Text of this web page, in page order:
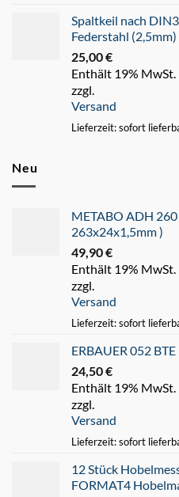
Spaltkeil nach
Federstahl (2,5mm)
25,00€
Enthält 19% MwSt.
zzgl.
Versand
Lieferzeit: sofort
Neu
METABO ADH 260
263x24x1,5mm )
49,90€
Enthält 19% MwSt.
zzgl.
Versand
Lieferzeit: sofort
ERBAUER 052
24,50€
Enthält 19% MwSt.
zzgl.
Versand
Lieferzeit: sofort
12 Stück
FORMAT4